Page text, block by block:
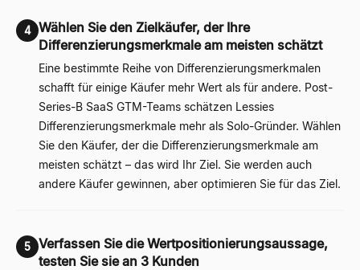
4 Wählen Sie den Zielkäufer, der Ihre
Differenzierungsmerkmale am meisten schätzt
Eine bestimmte Reihe von Differenzierungsmerkmalen
schafft für einige Käufer mehr Wert als für andere. Post-
Series-B SaaS GTM-Teams schätzen Lessies
Differenzierungsmerkmale mehr als Solo-Gründer. Wählen
Sie den Käufer, der die Differenzierungsmerkmale am
meisten schätzt – das wird Ihr Ziel. Sie werden auch
andere Käufer gewinnen, aber optimieren Sie für das Ziel.
5
Verfassen Sie die Wertpositionierungsaussage,
testen Sie sie an 3 Kunden